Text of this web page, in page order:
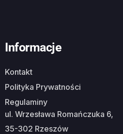
Informacje
Kontakt
Polityka Prywatności
Regulaminy
ul. Wrzesława Romańczuka 6,
35-302 Rzeszów